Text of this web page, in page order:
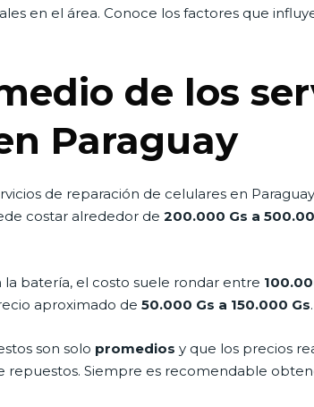
en el área. Conoce los factores que
de los
Paraguay
de reparación de celulares en
costar alrededor de 200.000 Gs a
batería, el costo suele rondar entre
aproximado de 50.000 Gs a 150.000 Gs.
son solo promedios y que los precios
repuestos. Siempre es recomendable